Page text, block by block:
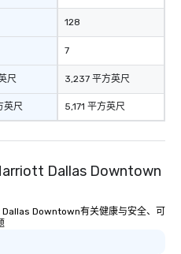
尺
英尺
128
7
3,237 平方英尺
5,171 平方英尺
Dallas Downtown
Downtown有关健康与安全、可